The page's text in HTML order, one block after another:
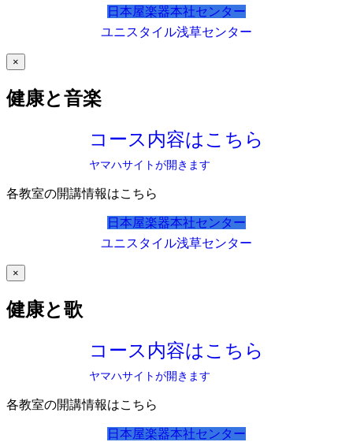
日本屋楽器本社センター
ユニスタイル浅草センター
×
健康と音楽
コース内容はこちら
ヤマハサイトが開きます
各教室の開講情報はこちら
日本屋楽器本社センター
ユニスタイル浅草センター
×
健康と歌
コース内容はこちら
ヤマハサイトが開きます
各教室の開講情報はこちら
日本屋楽器本社センター